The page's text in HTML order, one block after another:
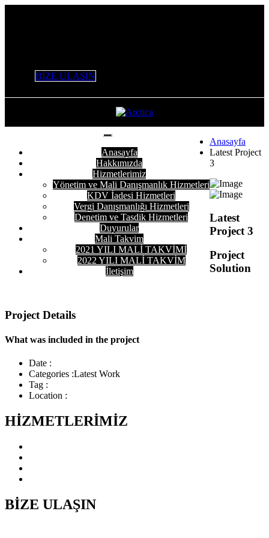
BİZE ULAŞIN
Anasayfa
Hakkımızda
Hizmetlerimiz
Yönetim ve Mali Danışmanlık Hizmetleri
KDV İadesi Hizmetleri
Vergi Danışmanlığı Hizmetleri
Denetim ve Tasdik Hizmetleri
Duyurular
Mali Takvim
2021 YILI MALİ TAKVİMİ
2022 YILI MALİ TAKVİM
İletişim
Anasayfa
Latest Project
3
Latest
Project 3
Project
Solution
Project Details
What was included in the project
Date :
Categories :Latest Work
Tag :
Location :
HİZMETLERİMİZ
BİZE ULAŞIN